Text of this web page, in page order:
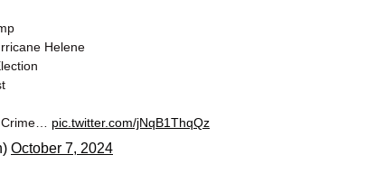
Helene
pic.twitter.com/jNqB1ThqQz
October 7, 2024